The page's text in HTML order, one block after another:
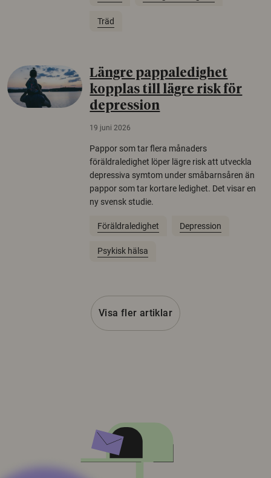
Träd
Längre pappaledighet
kopplas till lägre risk för
depression
19 juni 2026
Pappor som tar flera månaders
föräldraledighet löper lägre risk att utveckla
depressiva symtom under småbarnsåren än
pappor som tar kortare ledighet. Det visar en
ny svensk studie.
Föräldraledighet Depression
Psykisk hälsa
Visa fler artiklar